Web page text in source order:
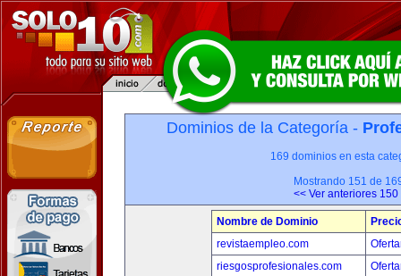
Dominios de la Categoría -
169 dominios en esta
Mostrando 151 de
<< Ver anteriores 150
Nombre de Dominio
revistaempleo.com
riesgosprofesionales.com